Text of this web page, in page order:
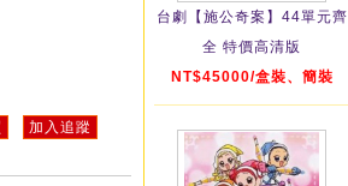
加入追蹤
台劇【施公奇案】44單元齊
全 特價高清版
NT$45000/盒裝、簡裝